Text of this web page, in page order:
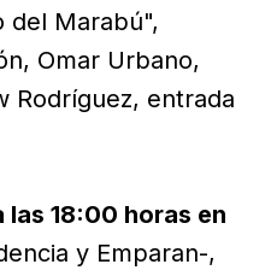
del Marabú",
Omar Urbano,
Rodríguez, entrada
18:00 horas en
y Emparan-,